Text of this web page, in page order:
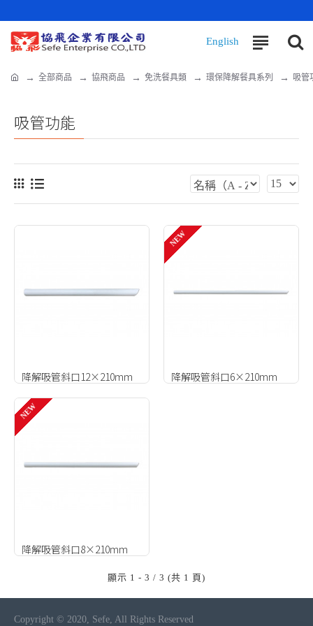
全部商品 協飛商品 免洗餐具類 環保降解餐具系列 吸管
吸管功能
降解吸管斜口12×210mm
NEW
降解吸管斜口6×210mm
NEW
降解吸管斜口8×210mm
顯示 1 - 3 / 3 (共 1 頁)
Copyright © 2020, Sefe, All Rights Reserved